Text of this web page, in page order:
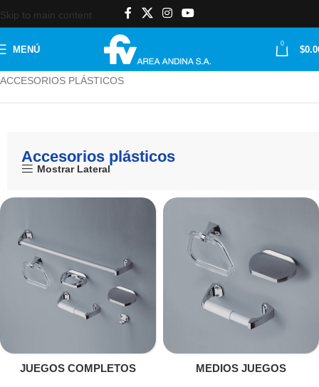
Skip to main content
MENÚ
0
$
Accesorios plásticos
ACCESORIOS PLÁSTICOS
Accesorios plásticos
Mostrar Lateral
JUEGOS COMPLETOS MEDIOS JUEGOS